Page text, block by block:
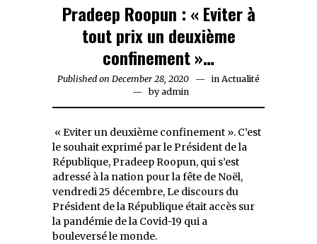
Pradeep Roopun : « Eviter à
tout prix un deuxième
confinement »…
Published on December 28, 2020 December
2020
in Actualité
byadmin
« Eviter un deuxième confinement ». C’est
le souhait exprimé par le Président de la
République, Pradeep Roopun, qui s’est
adressé à la nation pour la fête de Noël,
vendredi 25 décembre, Le discours du
Président de la République était accès sur
la pandémie de la Covid-19 qui a
bouleversé le monde.